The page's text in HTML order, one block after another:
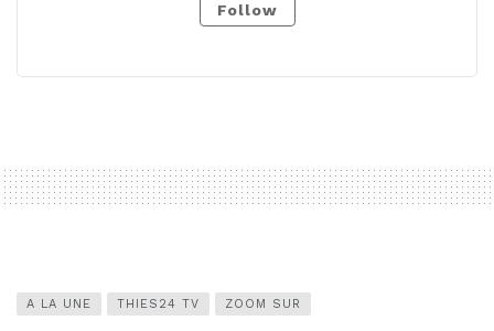
Follow
A LA UNE THIES24 TV ZOOM SUR